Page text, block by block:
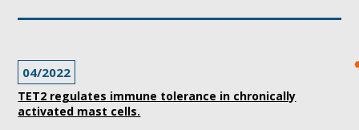
04/2022
TET2 regulates immune tolerance in chronically
activated mast cells.